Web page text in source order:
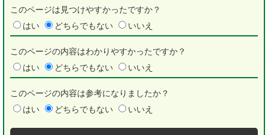
このページは見つけやすかったですか？
はい
どちらでもない いいえ
このページの内容はわかりやすかったですか？
はい
どちらでもない いいえ
このページの内容は参考になりましたか？
はい
どちらでもない いいえ